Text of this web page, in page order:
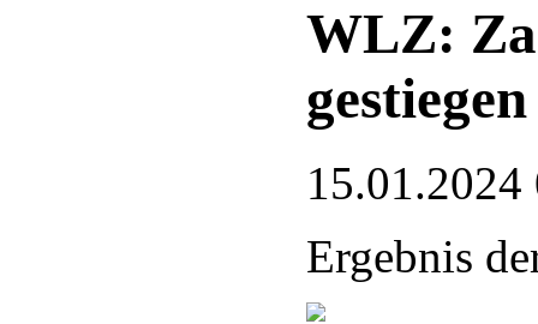
WLZ:
gestiegen
15.01.2024
Ergebnis